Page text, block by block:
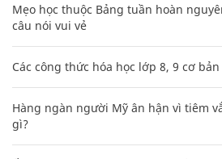
Mẹo học thuộc Bảng tuần hoàn
câu nói vui vẻ
Các công thức hóa học lớp 8, 9 cơ
Hàng ngàn người Mỹ ân hận vì tiêm
gì?